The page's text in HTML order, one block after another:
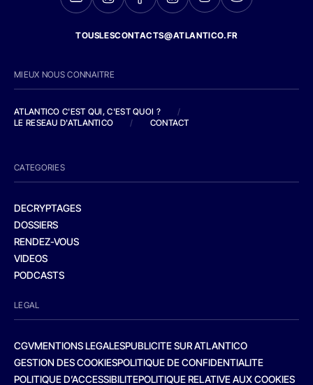
TOUSLESCONTACTS@ATLANTICO.FR
MIEUX NOUS CONNAITRE
ATLANTICO C'EST QUI, C'EST QUOI ?
/
LE RESEAU D'ATLANTICO
/ CONTACT
CATEGORIES
DECRYPTAGES
DOSSIERS
RENDEZ-VOUS
VIDEOS
PODCASTS
LEGAL
CGVMENTIONS LEGALESPUBLICITE SUR ATLANTICO
GESTION DES COOKIESPOLITIQUE DE CONFIDENTIALITE
POLITIQUE D’ACCESSIBILITEPOLITIQUE RELATIVE AUX COOKIES